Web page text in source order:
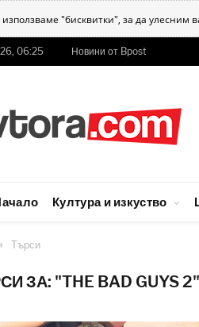
"бисквитки", за да улесним
06:25 Новини от Bpost
Култура и изкуство
Търси
ЗА: "THE BAD GUYS 2"